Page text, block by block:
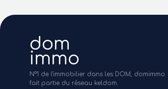
dom
immo
N°1 de l'immobilier dans les DOM, domimmo
fait partie du réseau keldom.